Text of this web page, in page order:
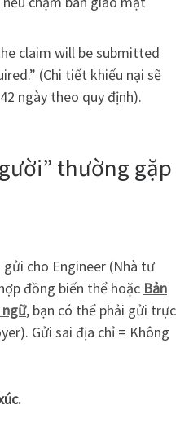
claim will be submitted
(Chi tiết khiếu nại sẽ
ngày theo quy định).
thường gặp
gửi cho Engineer (Nhà tư
đồng biến thể hoặc Bản
ngữ, bạn có thể phải gửi trực
Gửi sai địa chỉ = Không